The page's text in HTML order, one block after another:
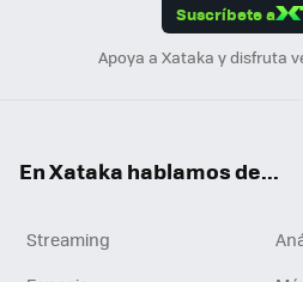
Suscríbete a
Apoya a Xataka y disfruta
En Xataka hablamos de...
Streaming